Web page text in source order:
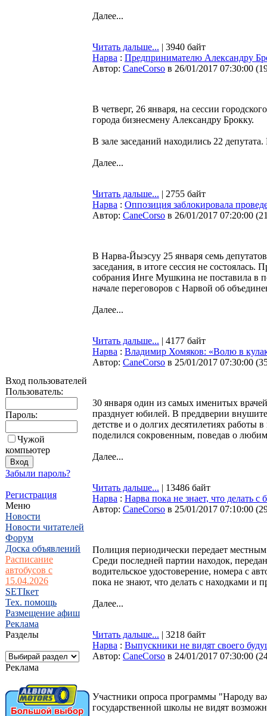
Вход пользователей
Пользователь:
Пароль:
Чужой
компьютер
Забыли пароль?
Регистрация
Меню
Новости
Новости читателей
Форум
Доска объявлений
Расписание
автобусов с
15.04.2026
SETIкет
Тех. помощь
Размещение афиш
Реклама
Разделы
Реклама
Далее...
Читать дальше... | 3940 байт
Нарва : Предпринимателю Александру
Автор: CaneCorso в 26/01/2017 07:30:00 (
В четверг, 26 января, на сессии
города бизнесмену Александру Брокку.
В зале заседаний находились 22
Далее...
Читать дальше... | 2755 байт
Нарва : Оппозиция заблокировала
Автор: CaneCorso в 26/01/2017 07:20:00 (
В Нарва-Йыэсуу 25 января семь
заседания, в итоге сессия не состоялась.
собрания Инге Мушкина не поставила в
начале переговоров с Нарвой об
Далее...
Читать дальше... | 4177 байт
Нарва : Владимир Хомяков: «Волю в
Автор: CaneCorso в 25/01/2017 07:30:00 (
30 января один из самых именитых
празднует юбилей. В преддверии
детстве и о долгих десятилетиях
поделился сокровенным, поведав о
Далее...
Читать дальше... | 13486 байт
Нарва : Нарва пока не знает, что делать
Автор: CaneCorso в 25/01/2017 07:10:00 (
Полиция периодически передает
Среди последней партии находок,
водительское удостоверение, номера с
пока не знают, что делать с находками и
Далее...
Читать дальше... | 3218 байт
Нарва : Выпускники не видят своего
Автор: CaneCorso в 24/01/2017 07:30:00 (
Участники опроса программы "Народу
государственной школы не видят